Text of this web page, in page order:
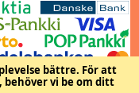
bättre. För att
vi be om ditt